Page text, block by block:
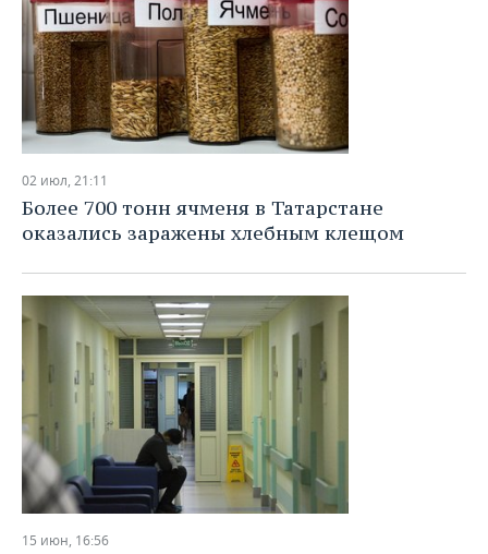
02 июл, 21:11
Более 700 тонн ячменя в Татарстане
оказались заражены хлебным клещом
15 июн, 16:56